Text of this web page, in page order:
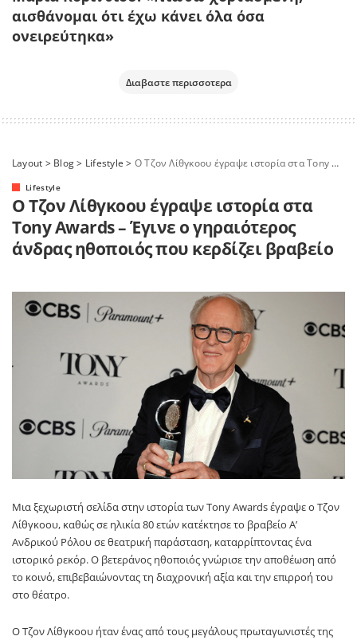
αισθάνομαι ότι έχω κάνει όλα όσα
ονειρεύτηκα»
Διαβαστε περισσοτερα
Layout > Blog> Lifestyle > Ο Τζον Λίθγκοου έγραψε ιστορία στα Tony Awards – Έγινε ο γηραιότερος άνδρας ηθοποιός που κερδίζει βραβείο
Lifestyle
Ο Τζον Λίθγκοου έγραψε ιστορία στα
Tony Awards – Έγινε ο γηραιότερος
άνδρας ηθοποιός που κερδίζει βραβείο
Μια ξεχωριστή σελίδα στην ιστορία των Tony Awards έγραψε ο Τζον
Λίθγκοου, καθώς σε ηλικία 80 ετών κατέκτησε το βραβείο Α’
Ανδρικού Ρόλου σε θεατρική παράσταση, καταρρίπτοντας ένα
ιστορικό ρεκόρ. Ο βετεράνος ηθοποιός γνώρισε την αποθέωση από
το κοινό, επιβεβαιώνοντας τη διαχρονική αξία και την επιρροή του
στο θέατρο.
Ο Τζον Λίθγκοου ήταν ένας από τους μεγάλους πρωταγωνιστές της